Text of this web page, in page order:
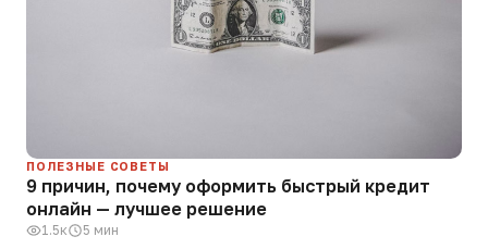
ПОЛЕЗНЫЕ СОВЕТЫ
9 причин, почему оформить быстрый кредит
онлайн — лучшее решение
1.5к 5 мин